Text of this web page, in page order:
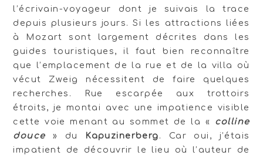
l’écrivain-voyageur dont je suivais la trace
depuis plusieurs jours. Si les attractions liées
à Mozart sont largement décrites dans les
guides touristiques, il faut bien reconnaître
que l’emplacement de la rue et de la villa où
vécut Zweig nécessitent de faire quelques
recherches. Rue escarpée aux trottoirs
étroits, je montai avec une impatience visible
cette voie menant au sommet de la « colline
douce » du Kapuzinerberg. Car oui, j’étais
impatient de découvrir le lieu où l’auteur de